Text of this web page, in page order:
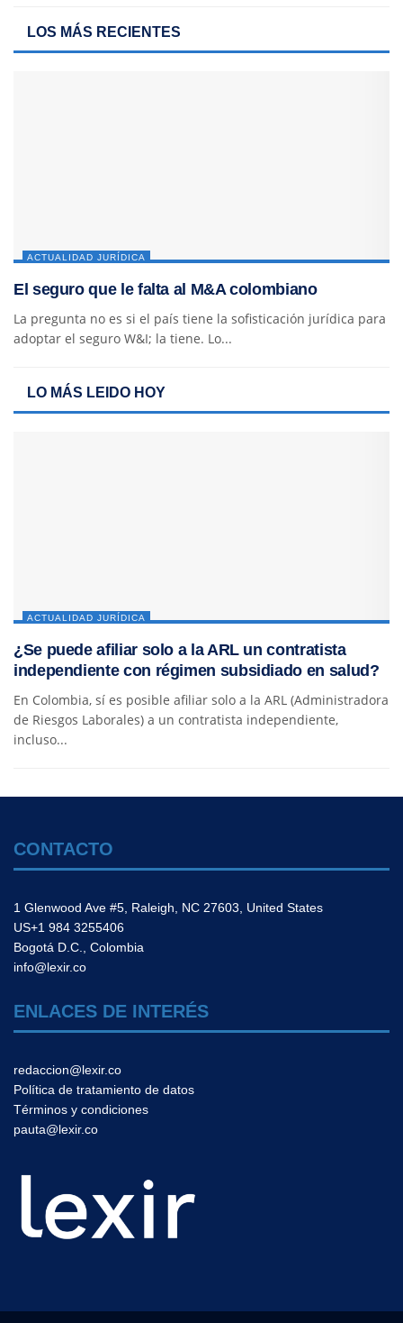
LOS MÁS RECIENTES
ACTUALIDAD JURÍDICA
El seguro que le falta al M&A colombiano
La pregunta no es si el país tiene la sofisticación jurídica para
adoptar el seguro W&I; la tiene. Lo...
LO MÁS LEIDO HOY
ACTUALIDAD JURÍDICA
¿Se puede afiliar solo a la ARL un contratista
independiente con régimen subsidiado en salud?
En Colombia, sí es posible afiliar solo a la ARL (Administradora
de Riesgos Laborales) a un contratista independiente,
incluso...
CONTACTO
1 Glenwood Ave #5, Raleigh, NC 27603, United States
US+1 984 3255406
Bogotá D.C., Colombia
info@lexir.co
ENLACES DE INTERÉS
redaccion@lexir.co
Política de tratamiento de datos
Términos y condiciones
pauta@lexir.co